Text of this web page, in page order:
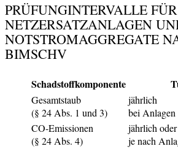
PRÜFUNGINTERVALLE FÜR
NETZERSATZANLAGEN
NOTSTROMAGGREGATE
BIMSCHV
Schadstoffkomponente
Gesamtstaub
(§ 24 Abs. 1 und 3)
jährlich
bei
CO-Emissionen
(§ 24 Abs. 4)
jährlich
je nach